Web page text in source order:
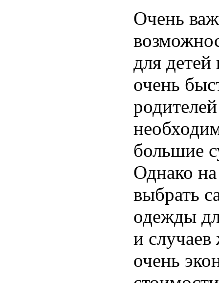
Очень
для детей
очень
большие
Однако
выбрать
одежды
и
очень